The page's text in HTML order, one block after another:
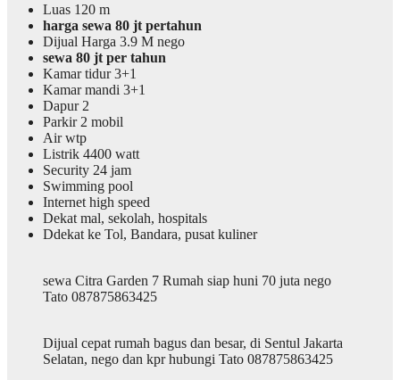
Luas 120 m
harga sewa 80 jt pertahun
Dijual Harga 3.9 M nego
sewa 80 jt per tahun
Kamar tidur 3+1
Kamar mandi 3+1
Dapur 2
Parkir 2 mobil
Air wtp
Listrik 4400 watt
Security 24 jam
Swimming pool
Internet high speed
Dekat mal, sekolah, hospitals
Ddekat ke Tol, Bandara, pusat kuliner
sewa Citra Garden 7 Rumah siap huni 70 juta nego
Tato 087875863425
Dijual cepat rumah bagus dan besar, di Sentul Jakarta
Selatan, nego dan kpr hubungi Tato 087875863425